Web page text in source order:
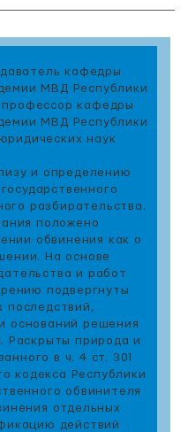
кафедры
МВД Республики
кафедры
МВД Республики
наук
и определению
разбирательства.
положено
обвинения как о
На основе
и работ
подвергнуты
последствий,
оснований решения
Раскрыты природа и
в ч. 4 ст. 301
кодекса Республики
обвинителя
отдельных
действий